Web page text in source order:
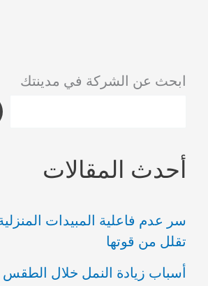
ابحث عن الشركة في مدينتك
أحدث المقالات
سر عدم فاعلية المبيدات
تقلل من قوتها
أسباب زيادة النمل خلال الطقس